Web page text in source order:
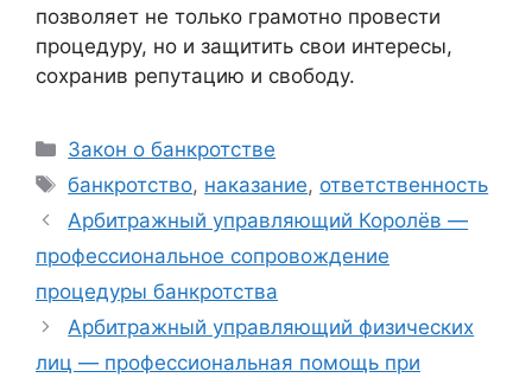
позволяет не только грамотно провести
процедуру, но и защитить свои интересы,
сохранив репутацию и свободу.
Рубрики
Закон о банкротстве
Метки
банкротство, наказание, ответственность
Арбитражный управляющий Королёв —
профессиональное сопровождение
процедуры банкротства
Арбитражный управляющий физических
лиц — профессиональная помощь при